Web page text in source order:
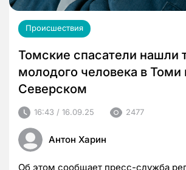
Происшествия
Томские спасатели нашли
молодого человека в Томи
Северском
16:43 / 16.09.25 2477
Антон Харин
Об этом сообщает пресс-служба